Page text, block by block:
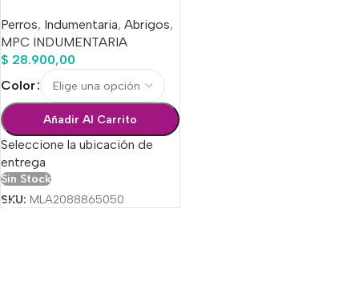
Perros, Indumentaria, Abrigos,
MPC INDUMENTARIA
$ 28.900,00
Color
Añadir Al Carrito
Seleccione la ubicación de
entrega
Sin Stock
SKU: MLA2088865050